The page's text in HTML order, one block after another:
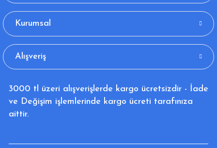
Kurumsal
Alışveriş
3000 tl üzeri alışverişlerde kargo ücretsizdir - İade
ve Değişim işlemlerinde kargo ücreti tarafınıza
aittir.